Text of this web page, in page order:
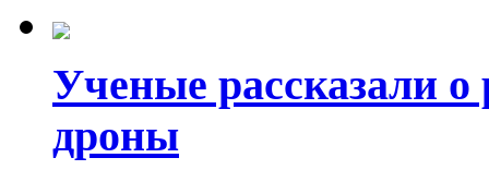
Ученые рассказали о
дроны